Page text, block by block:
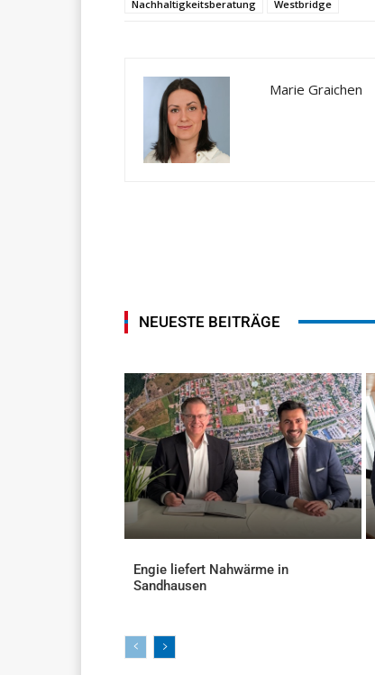
Nachhaltigkeitsberatung
Westbridge
Marie Graichen
NEUESTE BEITRÄGE
Engie liefert Nahwärme in
Sandhausen